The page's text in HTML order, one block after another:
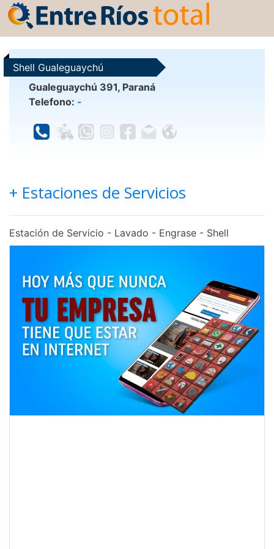
Shell Gualeguaychú
Gualeguaychú 391, Paraná
Telefono: -
+ Estaciones de Servicios
Estación de Servicio - Lavado - Engrase - Shell